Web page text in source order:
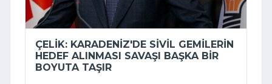
ÇELIK: KARADENIZ'DE SIVIL GEMILERIN
HEDEF ALINMASI SAVAŞI BAŞKA BIR
BOYUTA TAŞIR